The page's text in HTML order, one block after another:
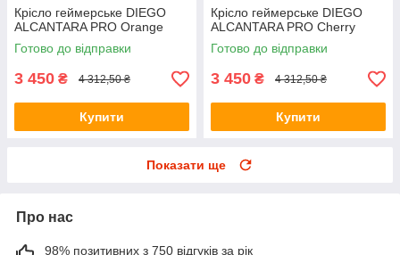
Крісло геймерське DIEGO
ALCANTARA PRO Orange
Готово до відправки
3 450 ₴ 4 312,50 ₴
Купити
Крісло геймерське DIEGO
ALCANTARA PRO Cherry
Готово до відправки
3 450 ₴ 4 312,50 ₴
Купити
Показати ще
Про нас
98% позитивних з 750 відгуків за рік